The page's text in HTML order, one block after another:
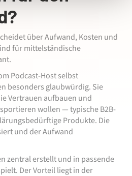
über Aufwand, Kosten und
für mittelständische
Podcast-Host selbst
besonders glaubwürdig. Sie
Vertrauen aufbauen und
wollen — typische B2B-
Produkte. Die
und der Aufwand
zentral erstellt und in passende
Der Vorteil liegt in der